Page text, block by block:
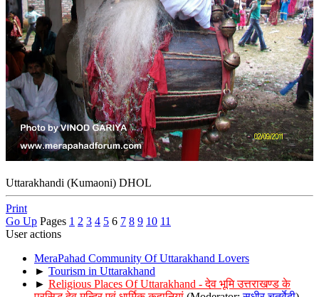
Uttarakhandi (Kumaoni) DHOL
Print
Go Up Pages 1 2 3 4 5 6 7 8 9 10 11
User actions
MeraPahad Community Of Uttarakhand Lovers
► Tourism in Uttarakhand
► Religious Places Of Uttarakhand - देव भूमि उत्तराखण्ड के